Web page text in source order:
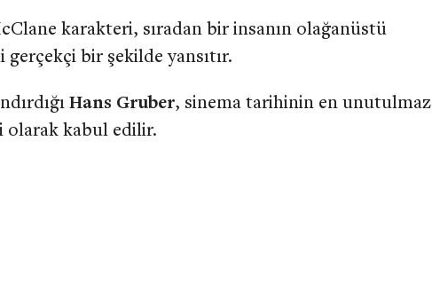
karakteri, sıradan bir insanın olağanüstü
bir şekilde yansıtır.
Hans Gruber, sinema tarihinin en unutulmaz
kabul edilir.